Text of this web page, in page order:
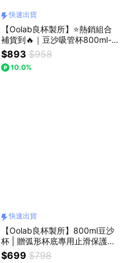
快速出貨
【Oolab良杯製所】⭐熱銷組合
補貨到🔥｜豆沙吸管杯800ml-O
olab字母皮革杯提袋組🚚快速出
貨
$893 $958
10.0%
快速出貨
【Oolab良杯製所】800ml豆沙
杯 | 贈弧形杯底專用止滑保護套
🚗快速出貨
$699 $798